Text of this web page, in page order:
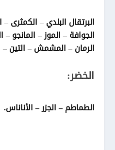
البرتقال البلدي – الكمثرى
الجوافة – الموز – المانجو
الرمان – المشمش – التين
الخضر:
الطماطم – الجزر – الأناناس.